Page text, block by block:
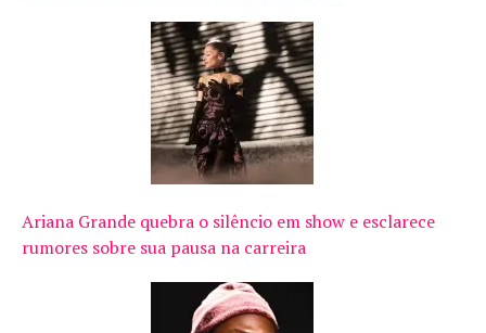
Ariana Grande quebra o silêncio em show e esclarece
rumores sobre sua pausa na carreira